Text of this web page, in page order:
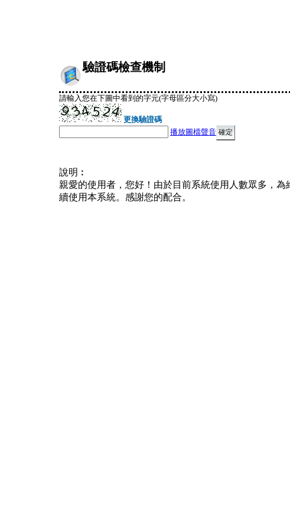
驗證碼檢查機制
請輸入您在下圖中看到的字元(字母區分大小寫)
更換驗證碼
播放圖檔聲音
說明︰
親愛的使用者，您好！由於目前系統使用人數眾多，
續使用本系統。感謝您的配合。